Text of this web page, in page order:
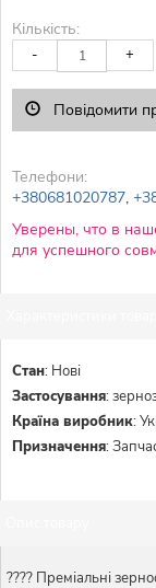
Кількість:
- +
Повідомити
Телефони:
+380681020787,
Уверены, что в
для успешного
Стан: Нові
Застосування:
Країна виробник:
Призначення:
???? Преміальні